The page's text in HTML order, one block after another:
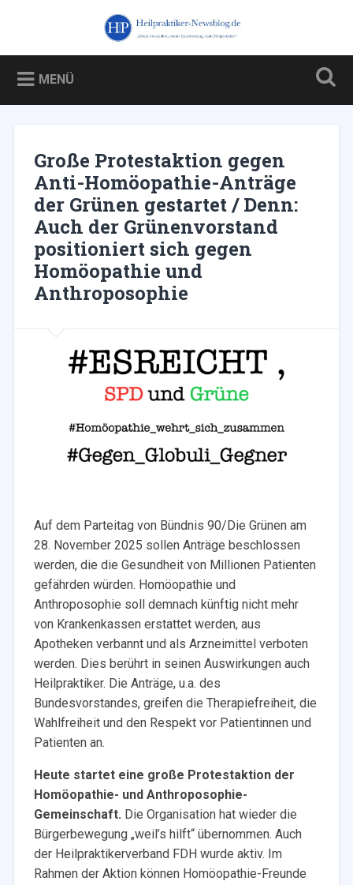
Heilpraktiker-Newsblog.de
Blog über und für Heilpraktiker – und über die Kampagne
gegen sie
MENÜ
Große Protestaktion gegen
Anti-Homöopathie-Anträge
der Grünen gestartet / Denn:
Auch der Grünenvorstand
positioniert sich gegen
Homöopathie und
Anthroposophie
Auf dem Parteitag von Bündnis 90/Die Grünen am
28. November 2025 sollen Anträge beschlossen
werden, die die Gesundheit von Millionen Patienten
gefährden würden. Homöopathie und
Anthroposophie soll demnach künftig nicht mehr
von Krankenkassen erstattet werden, aus
Apotheken verbannt und als Arzneimittel verboten
werden. Dies berührt in seinen Auswirkungen auch
Heilpraktiker. Die Anträge, u.a. des
Bundesvorstandes, greifen die Therapiefreiheit, die
Wahlfreiheit und den Respekt vor Patientinnen und
Patienten an.
Heute startet eine große Protestaktion der
Homöopathie- und Anthroposophie-
Gemeinschaft. Die Organisation hat wieder die
Bürgerbewegung „weil’s hilft“ übernommen. Auch
der Heilpraktikerverband FDH wurde aktiv. Im
Rahmen der Aktion können Homöopathie-Freunde